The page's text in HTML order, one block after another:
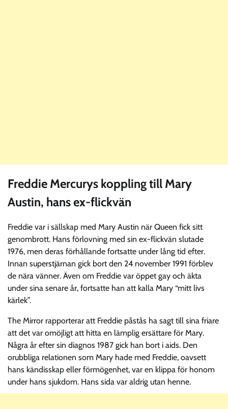
Freddie Mercurys koppling till Mary
Austin, hans ex-flickvän
Freddie var i sällskap med Mary Austin när Queen fick sitt
genombrott. Hans förlovning med sin ex-flickvän slutade
1976, men deras förhållande fortsatte under lång tid efter.
Innan superstjärnan gick bort den 24 november 1991 förblev
de nära vänner. Även om Freddie var öppet gay och äkta
under sina senare år, fortsatte han att kalla Mary “mitt livs
kärlek”.
The Mirror rapporterar att Freddie påstås ha sagt till sina friare
att det var omöjligt att hitta en lämplig ersättare för Mary.
Några år efter sin diagnos 1987 gick han bort i aids. Den
orubbliga relationen som Mary hade med Freddie, oavsett
hans kändisskap eller förmögenhet, var en klippa för honom
under hans sjukdom. Hans sida var aldrig utan henne.